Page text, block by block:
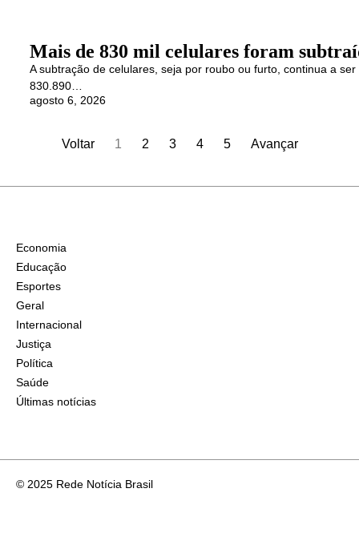
Mais de 830 mil celulares foram
A subtração de celulares, seja por roubo ou furto, continua a
830.890…
agosto 6, 2026
Voltar 1 2 3 4 5 Avançar
Economia
Educação
Esportes
Geral
Internacional
Justiça
Política
Saúde
Últimas notícias
© 2025 Rede Notícia Brasil